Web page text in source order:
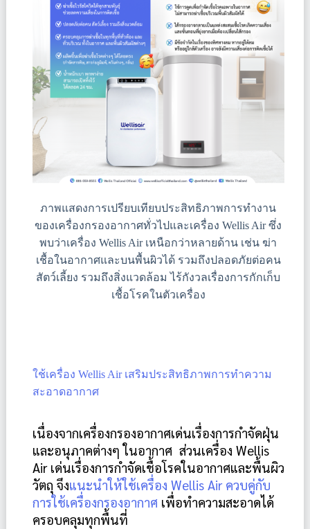
ภาพแสดงการเปรียบเทียบประสิทธิภาพการทำงาน
ของเครื่องกรองอากาศทั่วไปและเครื่อง Wellis Air ซึ่ง
พบว่าเครื่อง Wellis Air เหนือกว่าหลายด้าน เช่น ฆ่า
เชื้อในอากาศและบนพื้นผิวได้ รวมถึงปลอดภัยต่อคน
สัตว์เลี้ยง รวมถึงสิ่งแวดล้อม ไร้กังวลเรื่องการกักเก็บ
เชื้อโรคในตัวเครื่อง
ใช้เครื่อง Wellis Air เสริมประสิทธิภาพการทำความ
สะอาดอากาศ
เนื่องจากเครื่องกรองอากาศเด่นเรื่องการกำจัดฝุ่น
และอนุภาคต่างๆ ในอากาศ  ส่วนเครื่อง Wellis
Air เด่นเรื่องการกำจัดเชื้อโรคในอากาศและพื้นผิว
วัตถุ จึงแนะนำให้ใช้เครื่อง Wellis Air ควบคู่กับ
การใช้เครื่องกรองอากาศ เพื่อทำความสะอาดได้
ครอบคลุมทุกพื้นที่